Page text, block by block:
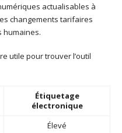
actualisables à
changements tarifaires
humaines.
utile pour trouver l’outil
Étiquetage
électronique
Élevé